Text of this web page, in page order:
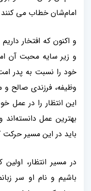
امام‌شان خطاب می کنند
و اکنون که افتخار
و زیر سایه محبت آن
خود را نسبت به پدر
وظیفه، فرزندی صالح
این انتظار را در عمل
بهترین عمل
باید در این مسیر حرکت
در مسیر انتظار،
باشیم و نام او سر